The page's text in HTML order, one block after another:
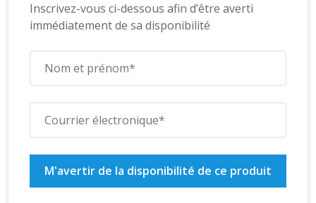
Inscrivez-vous ci-dessous afin d’être averti
immédiatement de sa disponibilité
M'avertir de la disponibilité de ce produit